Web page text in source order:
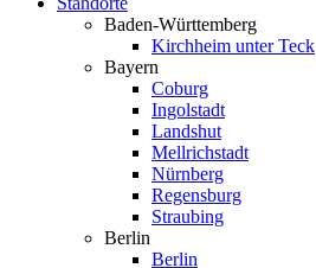
Baden-Württemberg
Kirchheim unter Teck
Bayern
Coburg
Ingol­stadt
Landshut
Mellrich­stadt
Nürnberg
Regensburg
Straubing
Berlin
Berlin